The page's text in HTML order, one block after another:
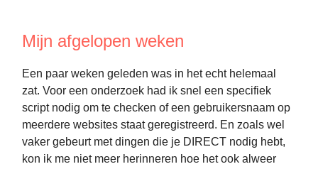
Mijn afgelopen weken
Een paar weken geleden was in het echt helemaal
zat. Voor een onderzoek had ik snel een specifiek
script nodig om te checken of een gebruikersnaam op
meerdere websites staat geregistreerd. En zoals wel
vaker gebeurt met dingen die je DIRECT nodig hebt,
kon ik me niet meer herinneren hoe het ook alweer